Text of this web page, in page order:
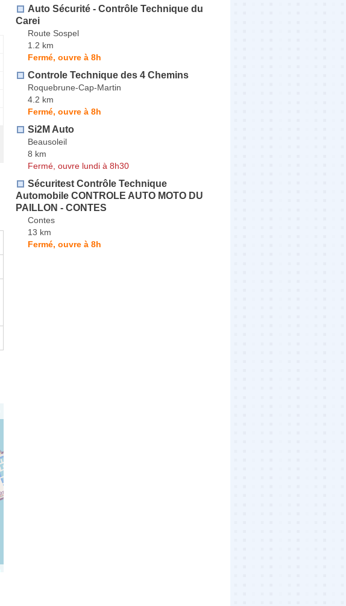
Auto Sécurité - Contrôle Technique du
Carei
Route Sospel
1.2 km
Fermé, ouvre à 8h
Controle Technique des 4 Chemins
Roquebrune-Cap-Martin
4.2 km
Fermé, ouvre à 8h
Si2M Auto
Beausoleil
8 km
Fermé, ouvre lundi à 8h30
Sécuritest Contrôle Technique
Automobile CONTROLE AUTO MOTO DU
PAILLON - CONTES
Contes
13 km
Fermé, ouvre à 8h